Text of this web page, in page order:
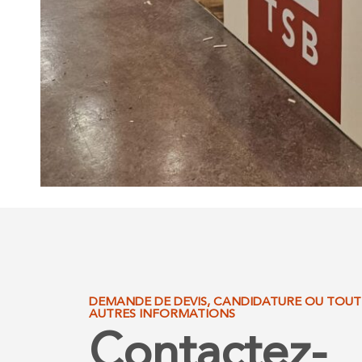
DEMANDE DE DEVIS, CANDIDATURE OU
AUTRES INFORMATIONS